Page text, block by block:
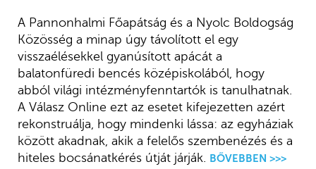
A Pannonhalmi Főapátság és a Nyolc Boldogság
Közösség a minap úgy távolított el egy
visszaélésekkel gyanúsított apácát a
balatonfüredi bencés középiskolából, hogy
abból világi intézményfenntartók is tanulhatnak.
A Válasz Online ezt az esetet kifejezetten azért
rekonstruálja, hogy mindenki lássa: az egyháziak
között akadnak, akik a felelős szembenézés és a
hiteles bocsánatkérés útját járják. BŐVEBBEN >>>